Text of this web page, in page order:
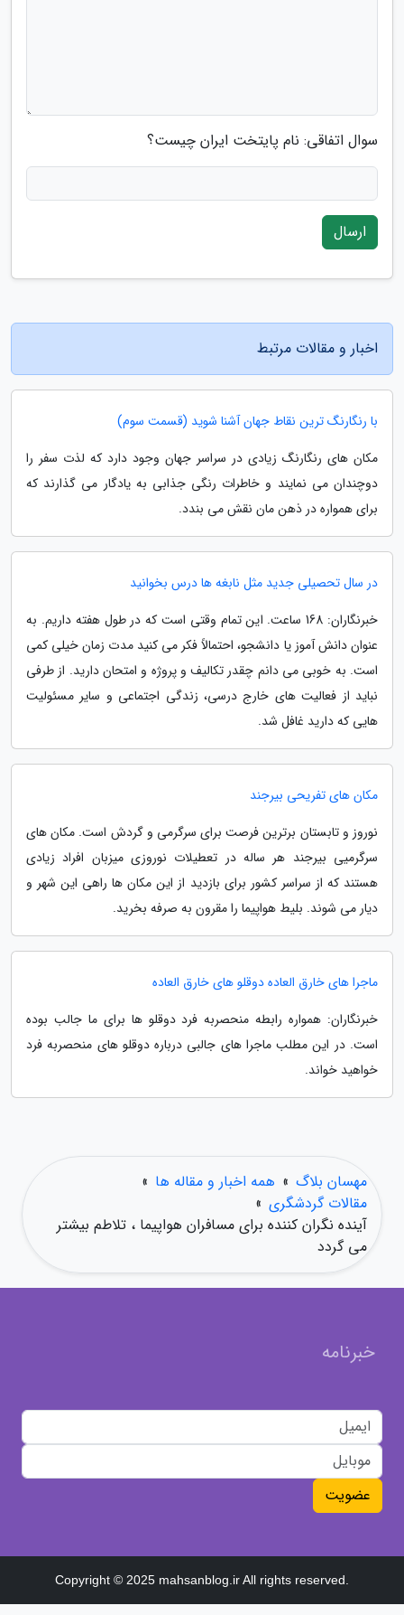
سوال اتفاقی: نام پایتخت ایران چیست؟
ارسال
اخبار و مقالات مرتبط
با رنگارنگ ترین نقاط جهان آشنا شوید (قسمت سوم)
مکان های رنگارنگ زیادی در سراسر جهان وجود دارد که لذت سفر را
دوچندان می نمایند و خاطرات رنگی جذابی به یادگار می گذارند که
برای همواره در ذهن مان نقش می بندد.
در سال تحصیلی جدید مثل نابغه ها درس بخوانید
خبرنگاران: 168 ساعت. این تمام وقتی است که در طول هفته داریم. به
عنوان دانش آموز یا دانشجو، احتمالاً فکر می کنید مدت زمان خیلی کمی
است. به خوبی می دانم چقدر تکالیف و پروژه و امتحان دارید. از طرفی
نباید از فعالیت های خارج درسی، زندگی اجتماعی و سایر مسئولیت
هایی که دارید غافل شد.
مکان های تفریحی بیرجند
نوروز و تابستان برترین فرصت برای سرگرمی و گردش است. مکان های
سرگرمیی بیرجند هر ساله در تعطیلات نوروزی میزبان افراد زیادی
هستند که از سراسر کشور برای بازدید از این مکان ها راهی این شهر و
دیار می شوند. بلیط هواپیما را مقرون به صرفه بخرید.
ماجرا های خارق العاده دوقلو های خارق العاده
خبرنگاران: همواره رابطه منحصربه فرد دوقلو ها برای ما جالب بوده
است. در این مطلب ماجرا های جالبی درباره دوقلو های منحصربه فرد
خواهید خواند.
مهسان بلاگ » همه اخبار و مقاله ها »
مقالات گردشگری »
آینده نگران کننده برای مسافران هواپیما ، تلاطم بیشتر
می گردد
خبرنامه
عضویت
Copyright © 2025 mahsanblog.ir All rights reserved.